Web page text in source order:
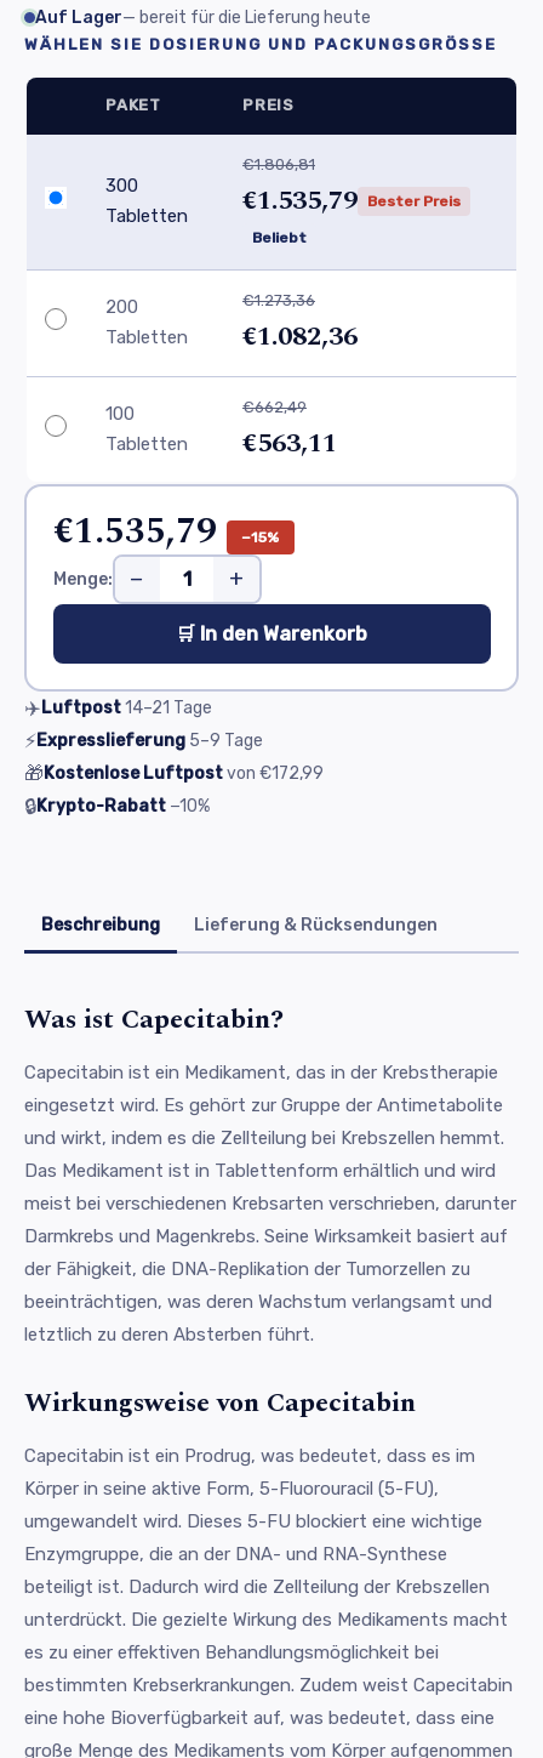
Auf Lager— bereit für die Lieferung heute
WÄHLEN SIE DOSIERUNG UND PACKUNGSGRÖSSE
PAKET PREIS
300
Tabletten
€1.806,81
€1.535,79 Bester Preis
Beliebt
200
Tabletten
€1.273,36
€1.082,36
100
Tabletten
€662,49
€563,11
€1.535,79 −15%
Menge: − +
🛒 In den Warenkorb
✈️Luftpost14–21 Tage
⚡Expresslieferung 5–9 Tage
🎁Kostenlose Luftpostvon €172,99
🔒Krypto-Rabatt −10%
Beschreibung Lieferung & Rücksendungen
Was ist Capecitabin?
Capecitabin ist ein Medikament, das in der Krebstherapie
eingesetzt wird. Es gehört zur Gruppe der Antimetabolite
und wirkt, indem es die Zellteilung bei Krebszellen hemmt.
Das Medikament ist in Tablettenform erhältlich und wird
meist bei verschiedenen Krebsarten verschrieben, darunter
Darmkrebs und Magenkrebs. Seine Wirksamkeit basiert auf
der Fähigkeit, die DNA-Replikation der Tumorzellen zu
beeinträchtigen, was deren Wachstum verlangsamt und
letztlich zu deren Absterben führt.
Wirkungsweise von Capecitabin
Capecitabin ist ein Prodrug, was bedeutet, dass es im
Körper in seine aktive Form, 5-Fluorouracil (5-FU),
umgewandelt wird. Dieses 5-FU blockiert eine wichtige
Enzymgruppe, die an der DNA- und RNA-Synthese
beteiligt ist. Dadurch wird die Zellteilung der Krebszellen
unterdrückt. Die gezielte Wirkung des Medikaments macht
es zu einer effektiven Behandlungsmöglichkeit bei
bestimmten Krebserkrankungen. Zudem weist Capecitabin
eine hohe Bioverfügbarkeit auf, was bedeutet, dass eine
große Menge des Medikaments vom Körper aufgenommen